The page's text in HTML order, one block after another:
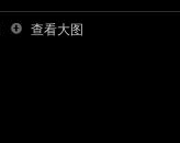
查看大图